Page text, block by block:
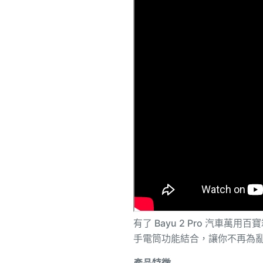
有了 Bayu 2 Pro 汽車萬用百
手電筒功能結合，讓你不再為